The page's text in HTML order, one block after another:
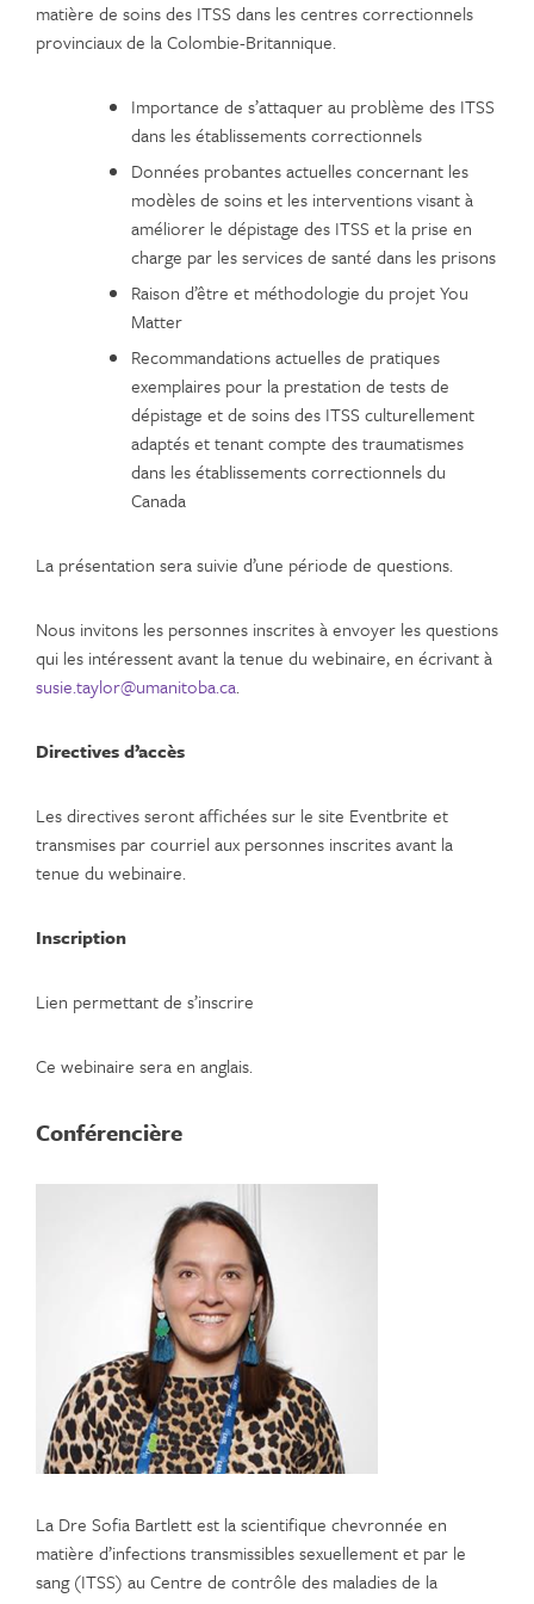
matière de soins des ITSS dans les centres correctionnels
provinciaux de la Colombie-Britannique.
Importance de s’attaquer au problème des ITSS
dans les établissements correctionnels
Données probantes actuelles concernant les
modèles de soins et les interventions visant à
améliorer le dépistage des ITSS et la prise en
charge par les services de santé dans les prisons
Raison d’être et méthodologie du projet You
Matter
Recommandations actuelles de pratiques
exemplaires pour la prestation de tests de
dépistage et de soins des ITSS culturellement
adaptés et tenant compte des traumatismes
dans les établissements correctionnels du
Canada
La présentation sera suivie d’une période de questions.
Nous invitons les personnes inscrites à envoyer les questions
qui les intéressent avant la tenue du webinaire, en écrivant à
susie.taylor@umanitoba.ca.
Directives d’accès
Les directives seront affichées sur le site Eventbrite et
transmises par courriel aux personnes inscrites avant la
tenue du webinaire.
Inscription
Lien permettant de s’inscrire
Ce webinaire sera en anglais.
Conférencière
La Dre Sofia Bartlett est la scientifique chevronnée en
matière d’infections transmissibles sexuellement et par le
sang (ITSS) au Centre de contrôle des maladies de la